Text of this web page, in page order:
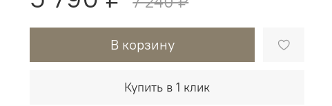
В корзину
Купить в 1 клик